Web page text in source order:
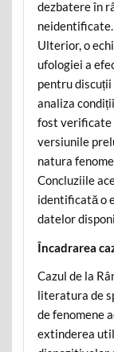
dezbatere în
neidentificate.
Ulterior, o
ufologiei a
pentru
analiza
fost verificate
versiunile
natura
Concluziile
identificată o
datelor
Încadrarea
Cazul de la
literatura de
de fenomene
extinderea